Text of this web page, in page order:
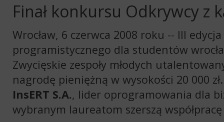
Finał konkursu Odkrywcy z
Wrocław, 6 czerwca 2008 roku -- III edycja
programistycznego dla studentów
Zwycięskie zespoły młodych
nagrodę pieniężną w wysokości 20 000
InsERT S.A., lider oprogramowania dla
wybranym laureatom szerszą